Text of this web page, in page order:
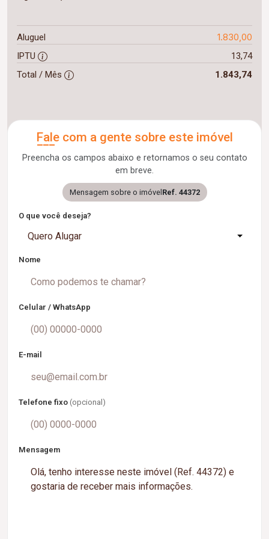
Aluguel 1.830,00
IPTU
13,74
Total / Mês
1.843,74
Fale com a gente sobre este imóvel
Preencha os campos abaixo e retornamos o seu contato
em breve.
Mensagem sobre o imóvel Ref. 44372
O que você deseja?
Quero Alugar
Nome
Celular / WhatsApp
E-mail
Telefone fixo (opcional)
Mensagem